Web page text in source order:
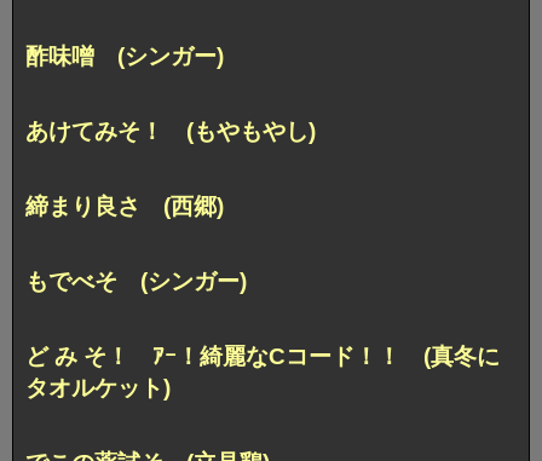
酢味噌 (シンガー)
あけてみそ！ (もやもやし)
締まり良さ (西郷)
もでべそ (シンガー)
ど み そ！ ｱｰ！綺麗なCコード！！ (真冬に
タオルケット)